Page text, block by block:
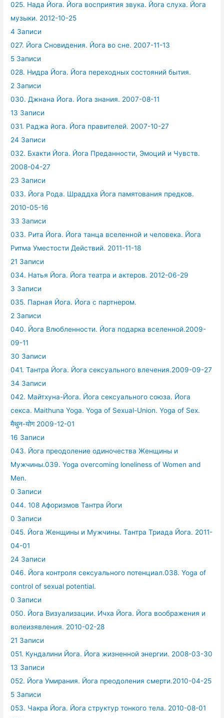
025. Нада Йога. Йога восприятия звука. Йога слуха. Йога
музыки. 2012-10-25
4 Записи
027. Йога Сновидения. Йога во сне. 2007-11-13
5 Записи
028. Нидра Йога. Йога переходных состояний бытия.
2 Записи
030. Джнана Йога. Йога знания. 2007-08-11
13 Записи
031. Раджа йога. Йога правителей. 2007-10-27
24 Записи
032. Бхакти Йога. Йога Преданности, Эмоций и Чувств.
2008-04-27
23 Записи
033. Йога Рода. Шраддха Йога памятования предков.
2010-05-16
33 Записи
033. Рита Йога. Йога танца вселенной и человека. Йога
Ритма Уместости Действий. 2011-11-18
21 Записи
034. Натья Йога. Йога театра и актеров. 2012-06-29
3 Записи
035. Парная Йога. Йога с партнером.
2 Записи
040. Йога Влюбленности. Йога подарка вселенной.2009-
09-11
30 Записи
041. Тантра Йога. Йога сексуального влечения.2009-09-27
34 Записи
042. Майтхуна-Йога. Йога сексуального союза. Йога
секса. Maithuna Yoga. Yoga of Sexual-Union. Yoga of Sex.
मैथुन-योग 2009-12-01
16 Записи
043. Йога преодоление одиночества Женщины и
Мужчины.039. Yoga overcoming loneliness of Women and
Men.
0 Записи
044. 108 Афоризмов Тантра Йоги
0 Записи
045. Йога Женщины и Мужчины. Тантра Триада Йога. 2011-
04-01
24 Записи
046. Йога контроля сексуального потенциал.038. Yoga of
control of sexual potential.
0 Записи
050. Йога Визуализации. Ичха Йога. Йога воображения и
волеизявления. 2010-02-28
21 Записи
051. Кундалини Йога. Йога жизненной энергии. 2008-03-30
13 Записи
052. Йога Умирания. Йога преодоления смерти.2010-04-25
5 Записи
053. Чакра Йога. Йога структур тонкого тела. 2010-08-01